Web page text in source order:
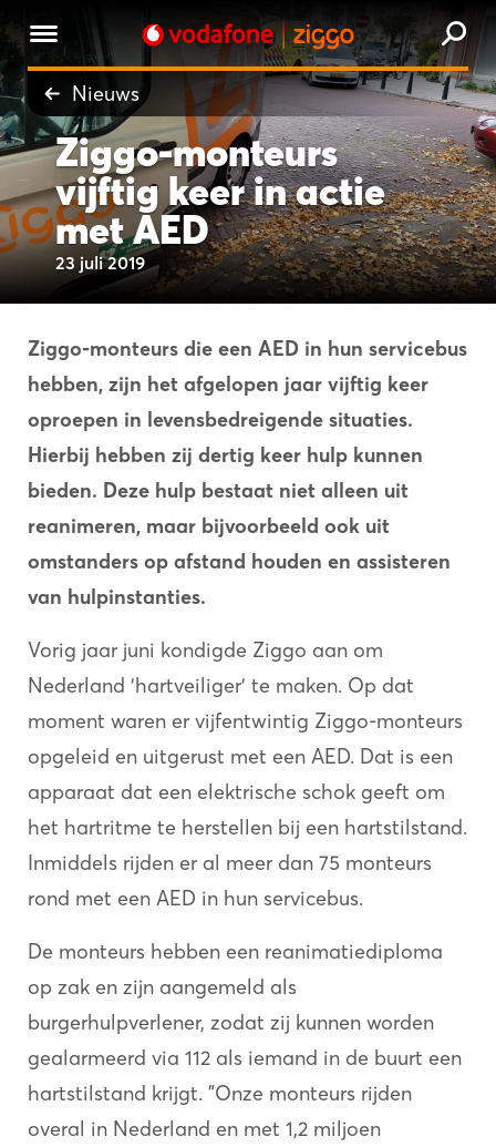
Nieuws
Ziggo-monteurs
vijftig keer in actie
met AED
23 juli 2019
Ziggo-monteurs die een AED in hun servicebus
hebben, zijn het afgelopen jaar vijftig keer
oproepen in levensbedreigende situaties.
Hierbij hebben zij dertig keer hulp kunnen
bieden. Deze hulp bestaat niet alleen uit
reanimeren, maar bijvoorbeeld ook uit
omstanders op afstand houden en assisteren
van hulpinstanties.
Vorig jaar juni kondigde Ziggo aan om
Nederland 'hartveiliger' te maken. Op dat
moment waren er vijfentwintig Ziggo-monteurs
opgeleid en uitgerust met een AED. Dat is een
apparaat dat een elektrische schok geeft om
het hartritme te herstellen bij een hartstilstand.
Inmiddels rijden er al meer dan 75 monteurs
rond met een AED in hun servicebus.
De monteurs hebben een reanimatiediploma
op zak en zijn aangemeld als
burgerhulpverlener, zodat zij kunnen worden
gealarmeerd via 112 als iemand in de buurt een
hartstilstand krijgt. "Onze monteurs rijden
overal in Nederland en met 1,2 miljoen